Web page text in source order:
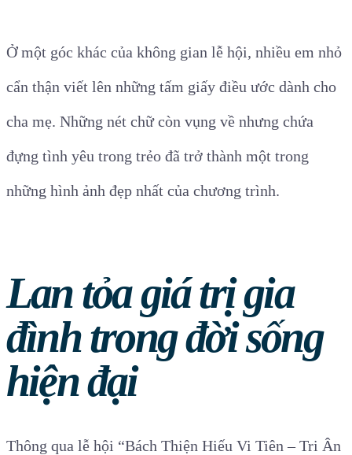
Ở một góc khác của không gian lễ hội, nhiều em nhỏ
cẩn thận viết lên những tấm giấy điều ước dành cho
cha mẹ. Những nét chữ còn vụng về nhưng chứa
đựng tình yêu trong trẻo đã trở thành một trong
những hình ảnh đẹp nhất của chương trình.
Lan tỏa giá trị gia
đình trong đời sống
hiện đại
Thông qua lễ hội “Bách Thiện Hiếu Vi Tiên – Tri Ân